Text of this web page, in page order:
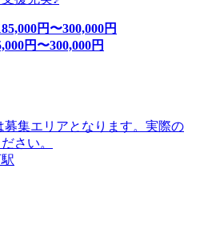
円〜300,000円
円〜300,000円
集エリアとなります。実際の
さい。